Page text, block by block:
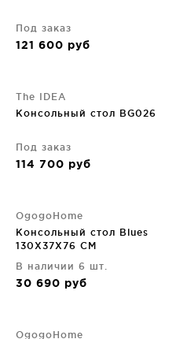
Под заказ
121 600 руб
The IDEA
Консольный стол BG026
Под заказ
114 700 руб
OgogoHome
Консольный стол Blues
130X37X76 CM
В наличии 6 шт.
30 690 руб
OgogoHome